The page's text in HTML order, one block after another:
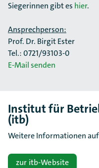
Siegerinnen gibt es hier.
Ansprechperson:
Prof. Dr. Birgit Ester
Tel.: 0721/93103-0
E-Mail senden
Institut für
(itb)
Weitere Informationen
zur itb-Website